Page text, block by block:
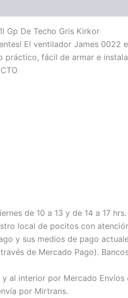
Gp De Techo Gris Kirkor
El ventilador James
práctico, fácil de armar e
de 10 a 13 y de 14 a 17 hrs.
local de pocitos con
y sus medios de pago
de Mercado Pago).
al interior por Mercado Envíos
por Mirtrans.